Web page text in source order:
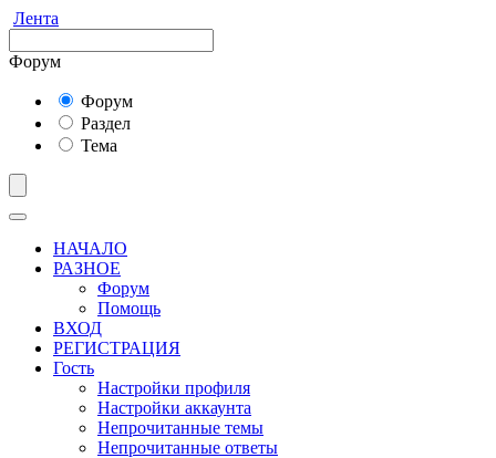
Лента
Форум
Форум
Раздел
Тема
НАЧАЛО
РАЗНОЕ
Форум
Помощь
ВХОД
РЕГИСТРАЦИЯ
Гость
Настройки профиля
Настройки аккаунта
Непрочитанные темы
Непрочитанные ответы